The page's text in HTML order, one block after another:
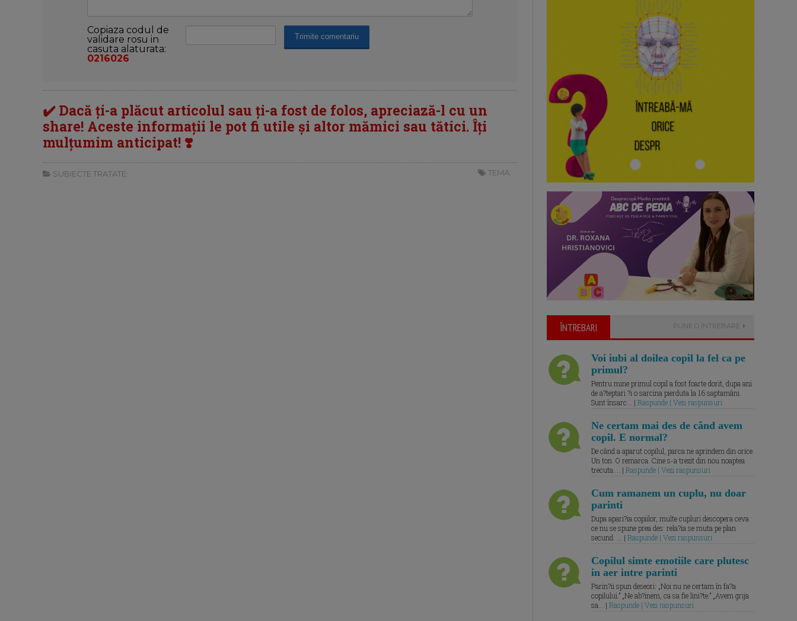
Copiaza codul de
validare rosu in
casuta alaturata:
0216026
✔️ Dacă ți-a plăcut articolul sau ți-a fost de folos, apreciază-l cu un
share! Aceste informații le pot fi utile și altor mămici sau tătici. Îți
mulțumim anticipat! ❣️
SUBIECTE TRATATE: TEMA:
ÎNTREBARI PUNE O ÎNTREBARE
Voi iubi al doilea copil la fel ca pe
primul?
Pentru mine primul copil a fost foarte dorit, dupa ani
de a?teptari ?i o sarcina pierduta la 16 saptamâni.
Sunt însarc... | Raspunde | Vezi raspunsuri
Ne certam mai des de când avem
copil. E normal?
De când a aparut copilul, parca ne aprindem din orice.
Un ton. O remarca. Cine s-a trezit din nou noaptea
trecuta.... | Raspunde | Vezi raspunsuri
Cum ramanem un cuplu, nu doar
parinti
Dupa apari?ia copiilor, multe cupluri descopera ceva
ce nu se spune prea des: rela?ia se muta pe plan
secund. ... | Raspunde | Vezi raspunsuri
Copilul simte emotiile care plutesc
in aer intre parinti
Parin?ii spun deseori: „Noi nu ne certam în fa?a
copilului.” „Ne ab?inem, ca sa fie lini?te.” „Avem grija
sa... | Raspunde | Vezi raspunsuri